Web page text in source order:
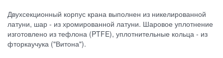
Двухсекционный корпус крана выполнен из никелированной
латуни, шар - из хромированной латуни. Шаровое уплотнение
изготовлено из тефлона (PTFE), уплотнительные кольца - из
фторкаучука ("Витона").